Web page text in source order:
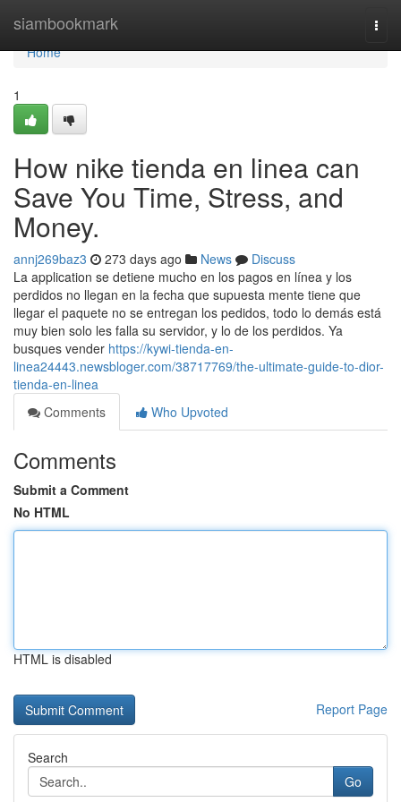
siambookmark
Home
Home
1
How nike tienda en linea can
Save You Time, Stress, and
Money.
annj269baz3 273 days ago News
Discuss
La application se detiene mucho en los pagos en línea y los
perdidos no llegan en la fecha que supuesta mente tiene que
llegar el paquete no se entregan los pedidos, todo lo demás está
muy bien solo les falla su servidor, y lo de los perdidos. Ya
busques vender https://kywi-tienda-en-
linea24443.newsbloger.com/38717769/the-ultimate-guide-to-dior-
tienda-en-linea
Comments
Who Upvoted
Comments
Submit a Comment
No HTML
HTML is disabled
Report Page
Search
Go